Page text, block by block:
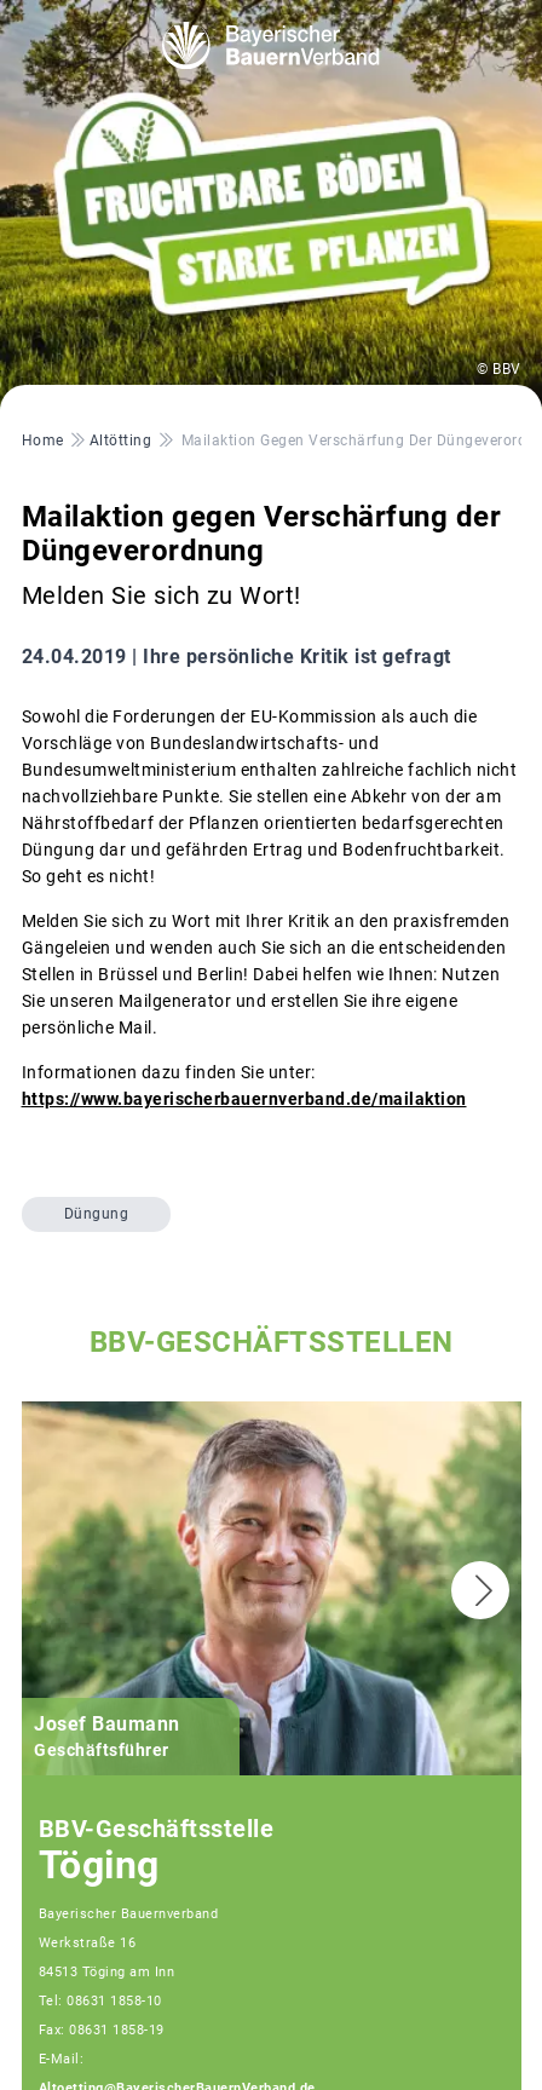
© BBV
Pfadnavigation
Home Altötting Mailaktion Gegen Verschärfung Der
Mailaktion gegen Verschärfung der
Düngeverordnung
Melden Sie sich zu Wort!
24.04.2019 | Ihre persönliche Kritik ist gefragt
Sowohl die Forderungen der EU-Kommission als auch die
Vorschläge von Bundeslandwirtschafts- und
Bundesumweltministerium enthalten zahlreiche fachlich nicht
nachvollziehbare Punkte. Sie stellen eine Abkehr von der am
Nährstoffbedarf der Pflanzen orientierten bedarfsgerechten
Düngung dar und gefährden Ertrag und Bodenfruchtbarkeit.
So geht es nicht!
Melden Sie sich zu Wort mit Ihrer Kritik an den praxisfremden
Gängeleien und wenden auch Sie sich an die entscheidenden
Stellen in Brüssel und Berlin! Dabei helfen wie Ihnen: Nutzen
Sie unseren Mailgenerator und erstellen Sie ihre eigene
persönliche Mail.
Informationen dazu finden Sie unter:
https://www.bayerischerbauernverband.de/mailaktion
Düngung
BBV-GESCHÄFTSSTELLEN
Josef Baumann
Geschäftsführer
BBV-Geschäftsstelle
Töging
Bayerischer Bauernverband
Werkstraße 16
84513 Töging am Inn
Tel: 08631 1858-10
Fax: 08631 1858-19
E-Mail: